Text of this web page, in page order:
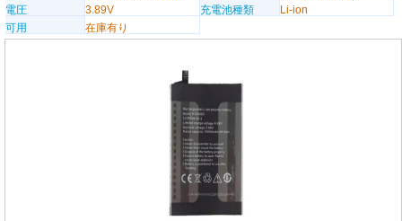
電圧
3.89V 充電池種類
Li-ion
可用
在庫有り